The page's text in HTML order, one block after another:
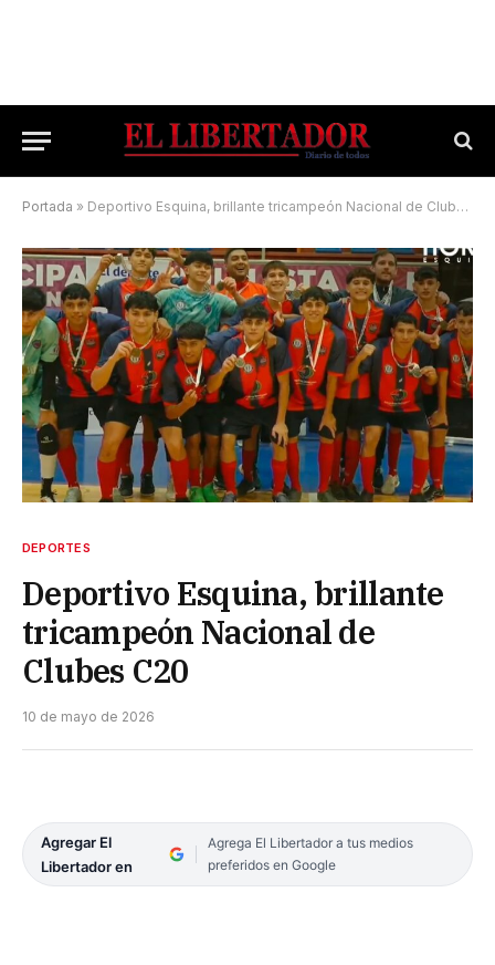
Portada » Deportivo Esquina, brillante tricampeón Nacional de Clubes C20
DEPORTES
Deportivo Esquina, brillante
tricampeón Nacional de
Clubes C20
10 de mayo de 2026
Agregar El
Libertador en
Agrega El Libertador a tus medios
preferidos en Google